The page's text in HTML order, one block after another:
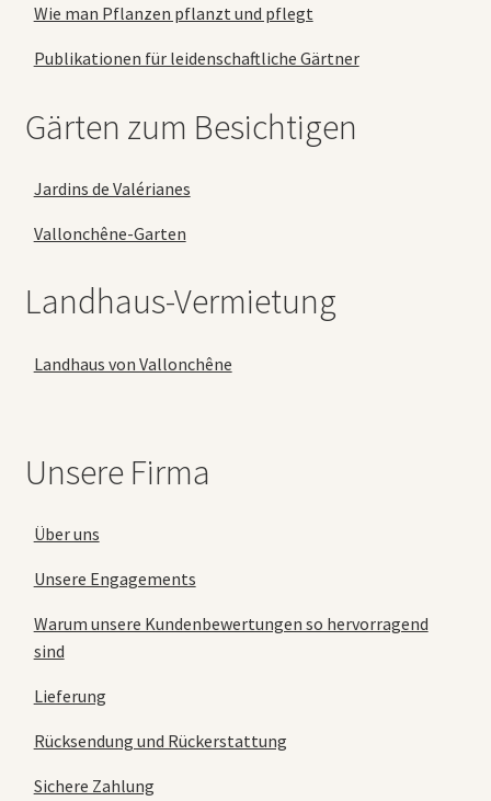
Wie man Pflanzen pflanzt und pflegt
Publikationen für leidenschaftliche Gärtner
Gärten zum Besichtigen
Jardins de Valérianes
Vallonchêne-Garten
Landhaus-Vermietung
Landhaus von Vallonchêne
Unsere Firma
Über uns
Unsere Engagements
Warum unsere Kundenbewertungen so hervorragend
sind
Lieferung
Rücksendung und Rückerstattung
Sichere Zahlung